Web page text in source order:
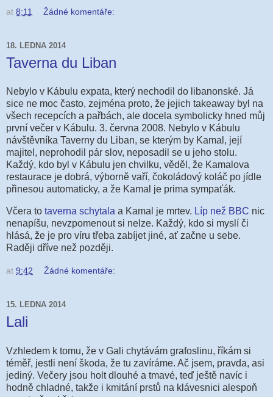
at 8:11 Žádné komentáře:
18. LEDNA 2014
Taverna du Liban
Nebylo v Kábulu expata, který nechodil do libanonské. Já
sice ne moc často, zejména proto, že jejich takeaway byl na
všech recepcích a pařbách, ale docela symbolicky hned můj
první večer v Kábulu. 3. června 2008. Nebylo v Kábulu
návštěvníka Taverny du Liban, se kterým by Kamal, její
majitel, neprohodil pár slov, neposadil se u jeho stolu.
Každý, kdo byl v Kábulu jen chvilku, věděl, že Kamalova
restaurace je dobrá, výborně vaří, čokoládový koláč po jídle
přinesou automaticky, a že Kamal je prima sympaťák.
Včera to taverna schytala a Kamal je mrtev. Líp než BBC nic
nenapíšu, nevzpomenout si nelze. Každý, kdo si myslí či
hlásá, že je pro víru třeba zabíjet jiné, ať začne u sebe.
Raději dříve než později.
at 9:42 Žádné komentáře:
15. LEDNA 2014
Lali
Vzhledem k tomu, že v Gali chytávám grafoslinu, říkám si
téměř, jestli není škoda, že tu zavíráme. Ač jsem, pravda, asi
jediný. Večery jsou holt dlouhé a tmavé, teď ještě navíc i
hodně chladné, takže i kmitání prstů na klávesnici alespoň